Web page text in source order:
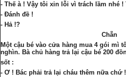
- Thế à ! Vậy tôi xin lỗi vì trách lầm nhé !
- Đánh đề !
- Hả !?
Chẵn
Một cậu bé vào cửa hàng mua 4 gói mì
nghìn. Bà chủ hàng trả lại cậu bé 200
sốt :
- Ơ ! Bác phải trả lại cháu thêm nữa chứ !